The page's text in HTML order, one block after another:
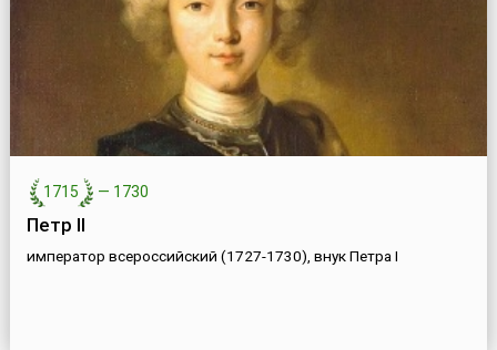
1715 — 1730
Петр II
император всероссийский (1727-1730), внук Петра I